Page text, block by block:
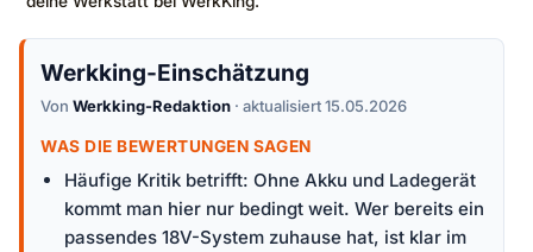
Werkking-Einschätzung
Von Werkking-Redaktion · aktualisiert 15.05.2026
WAS DIE BEWERTUNGEN SAGEN
Häufige Kritik betrifft: Ohne Akku und Ladegerät
kommt man hier nur bedingt weit. Wer bereits ein
passendes 18V-System zuhause hat, ist klar im